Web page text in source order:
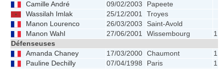
Camille André
09/02/2003
Papeete
Wassilah Imlak
25/12/2001
Troyes
Manon Lourenco
26/03/2003
Saint-Avold
Manon Wahl
27/06/2001 Wissembourg
Défenseuses
Amanda Chaney
17/03/2000 Chaumont
Pauline Dechilly
07/04/1998 Paris